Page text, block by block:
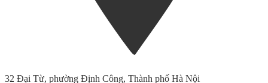
32 Đại Từ, phường Định Công, Thành phố Hà Nội